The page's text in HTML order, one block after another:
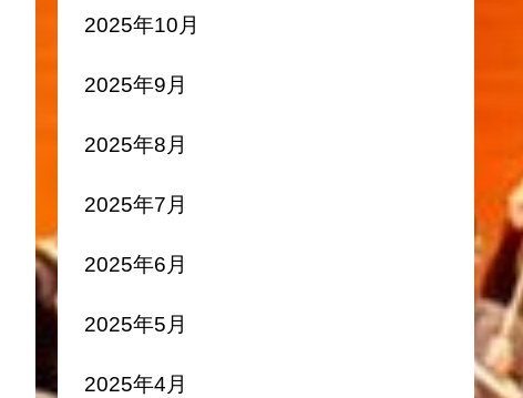
2025年10月
2025年9月
2025年8月
2025年7月
2025年6月
2025年5月
2025年4月